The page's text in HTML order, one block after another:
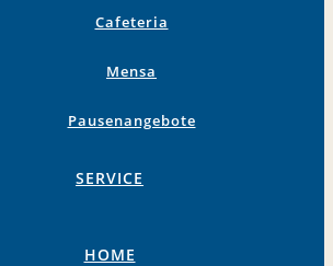
Cafeteria
Mensa
Pausenangebote
SERVICE
HOME